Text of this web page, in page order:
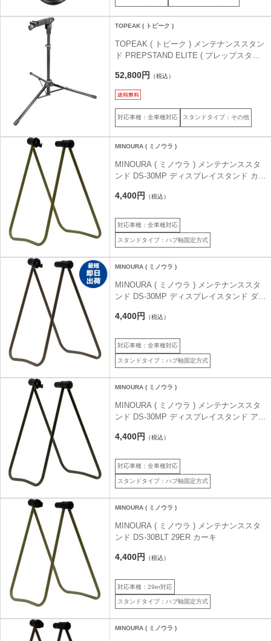
TOPEAK ( トピーク )
TOPEAK ( トピーク ) メンテナンススタン
ド PREPSTAND ELITE ( プレップスタン
52,800円 （税込）
対応車種：全車種対応 スタンドタイプ：その他
MINOURA ( ミノウラ )
MINOURA ( ミノウラ ) メンテナンススタ
ンド DS-30MP ディスプレイスタンド カー
4,400円 （税込）
対応車種：全車種対応
スタンドタイプ：ハブ軸固定方式
MINOURA ( ミノウラ )
MINOURA ( ミノウラ ) メンテナンススタ
ンド DS-30MP ディスプレイスタンド ダー
4,400円 （税込）
対応車種：全車種対応
スタンドタイプ：ハブ軸固定方式
MINOURA ( ミノウラ )
MINOURA ( ミノウラ ) メンテナンススタ
ンド DS-30MP ディスプレイスタンド アー
4,400円 （税込）
対応車種：全車種対応
スタンドタイプ：ハブ軸固定方式
MINOURA ( ミノウラ )
MINOURA ( ミノウラ ) メンテナンススタ
ンド DS-30BLT 29ER カーキ
4,400円 （税込）
対応車種：29er対応
スタンドタイプ：ハブ軸固定方式
MINOURA ( ミノウラ )